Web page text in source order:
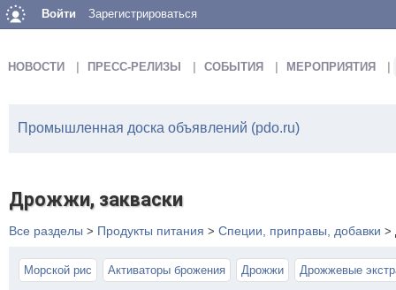
Войти Зарегистрироваться
НОВОСТИ ПРЕСС-РЕЛИЗЫ СОБЫТИЯ МЕРОПРИЯТИЯ
Промышленная доска объявлений (pdo.ru)
Дрожжи, закваски
Все разделы > Продукты питания > Специи, приправы, добавки >
Морской рис Активаторы брожения Дрожжи Дрожжевые